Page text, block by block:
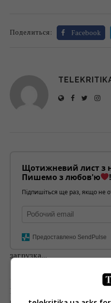
Поделиться: Facebook
Щотижневий лист з
Пишемо з любов'ю
!
Підпишіться ще раз, якщо не
Предоставлено SendPulse
загрузка...
Предыдущий пост